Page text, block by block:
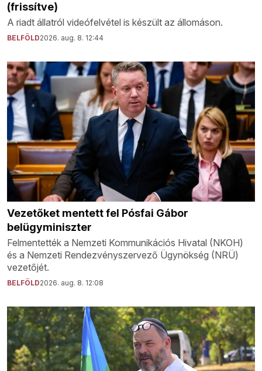
(frissítve)
A riadt állatról videófelvétel is készült az állomáson.
BELFÖLD2026. aug. 8. 12:44
Vezetőket mentett fel Pósfai Gábor
belügyminiszter
Felmentették a Nemzeti Kommunikációs Hivatal (NKOH)
és a Nemzeti Rendezvényszervező Ügynökség (NRÜ)
vezetőjét.
BELFÖLD2026. aug. 8. 12:08